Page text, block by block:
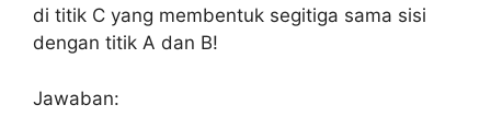
di titik C yang membentuk segitiga sama sisi
dengan titik A dan B!
Jawaban: